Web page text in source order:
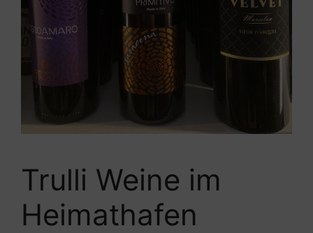
Trulli Weine im
Heimathafen